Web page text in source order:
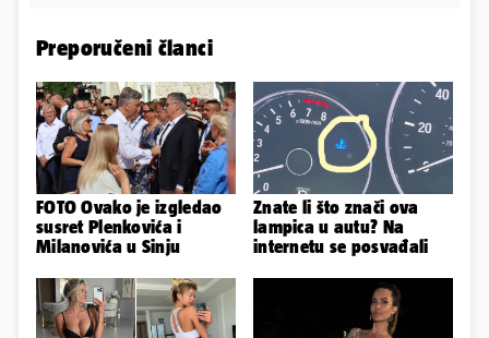
Preporučeni članci
FOTO Ovako je izgledao
susret Plenkovića i
Milanovića u Sinju
Znate li što znači ova
lampica u autu? Na
internetu se posvađali